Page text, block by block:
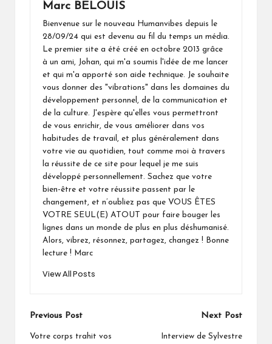
Marc BELOUIS
Bienvenue sur le nouveau Humanvibes depuis le
28/09/24 qui est devenu au fil du temps un média.
Le premier site a été créé en octobre 2013 grâce
à un ami, Johan, qui m'a soumis l'idée de me lancer
et qui m'a apporté son aide technique. Je souhaite
vous donner des "vibrations" dans les domaines du
développement personnel, de la communication et
de la culture. J'espère qu'elles vous permettront
de vous enrichir, de vous améliorer dans vos
habitudes de travail, et plus généralement dans
votre vie au quotidien, tout comme moi à travers
la réussite de ce site pour lequel je me suis
développé personnellement. Sachez que votre
bien-être et votre réussite passent par le
changement, et n’oubliez pas que VOUS ÊTES
VOTRE SEUL(E) ATOUT pour faire bouger les
lignes dans un monde de plus en plus déshumanisé.
Alors, vibrez, résonnez, partagez, changez ! Bonne
lecture ! Marc
View All Posts
Post
navigation
Previous Post
Votre corps trahit vos
Next Post
Interview de Sylvestre